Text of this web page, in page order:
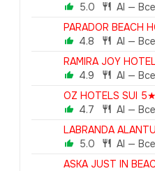
5.0
AI —
PARADOR BEACH
4.8
AI —
RAMIRA JOY
4.9
AI —
OZ HOTELS SUI 5★
4.7
AI —
LABRANDA
5.0
AI —
ASKA JUST IN